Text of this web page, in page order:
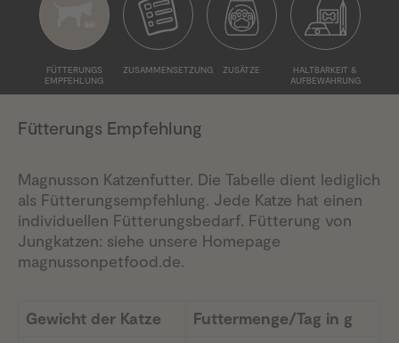
FÜTTERUNGS
EMPFEHLUNG
ZUSAMMENSETZUNG ZUSÄTZE
HALTBARKEIT &
AUFBEWAHRUNG
Fütterungs Empfehlung
Magnusson Katzenfutter. Die Tabelle dient lediglich
als Fütterungsempfehlung. Jede Katze hat einen
individuellen Fütterungsbedarf. Fütterung von
Jungkatzen: siehe unsere Homepage
magnussonpetfood.de.
Gewicht der Katze
Futtermenge/Tag in g